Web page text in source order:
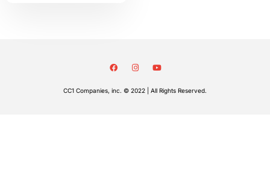
CC1 Companies, inc. © 2022 | All Rights Reserved.